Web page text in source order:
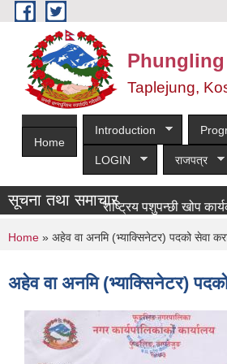
Skip to main content
Taplejung,
Home
Introduction
LOGIN राजपत्र
सूचना तथा समाचार
राष्ट्रिय पशुपन्छी खोप
You are here
Home » अहेव वा अनमि (भ्याक्सिनेटर) पदको सेवा
अहेव वा अनमि (भ्याक्सिनेटर)